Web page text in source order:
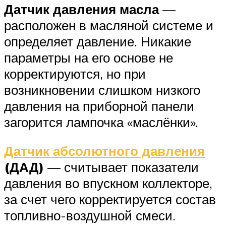
Датчик давления масла—
расположен в масляной системе и
определяет давление. Никакие
параметры на его основе не
корректируются, но при
возникновении слишком низкого
давления на приборной панели
загорится лампочка «маслёнки».
Датчик абсолютного давления
(ДАД) — считывает показатели
давления во впускном коллекторе,
за счет чего корректируется состав
топливно-воздушной смеси.